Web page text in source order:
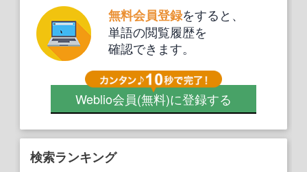
無料会員登録をすると、
単語の閲覧履歴を
確認できます。
Weblio会員(無料)に登録する
検索ランキング